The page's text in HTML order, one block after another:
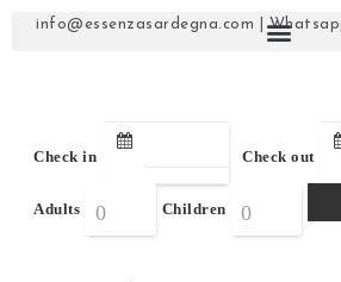
info@essenzasardegna.com |
Check in Check out
Adults Children